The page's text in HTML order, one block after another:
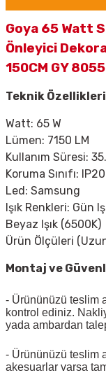
Goya 65 Watt
Önleyici
150CM GY
Teknik Özellikleri
Watt: 65 W
Lümen: 7150 LM
Kullanım Süresi:
Koruma Sınıfı: IP20
Led: Samsung
Işık Renkleri: Gün
Beyaz Işık (6500K)
Ürün Ölçüleri
Montaj ve
- Ürününüzü teslim
kontrol ediniz.
yada ambardan
- Ürününüzü teslim
akesuarlar varsa